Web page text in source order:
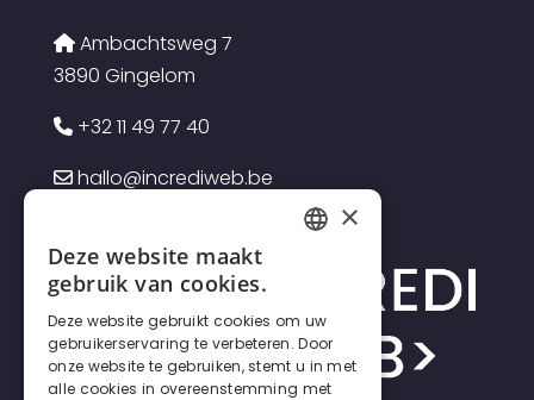
Ambachtsweg 7
3890 Gingelom
+32 11 49 77 40
hallo@incrediweb.be
DUTCH
ENGLISH
×
Deze website maakt
gebruik van cookies.
Deze website gebruikt cookies om uw
gebruikerservaring te verbeteren. Door
onze website te gebruiken, stemt u in met
alle cookies in overeenstemming met